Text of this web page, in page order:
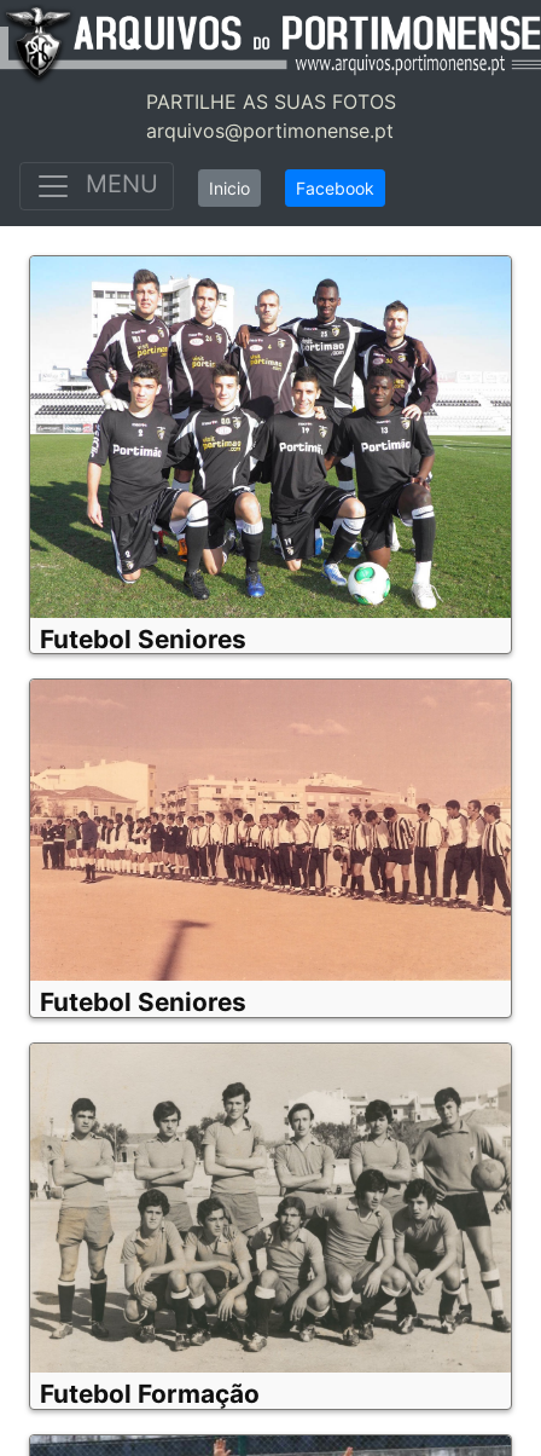
PARTILHE AS SUAS FOTOS
arquivos@portimonense.pt
MENU Inicio Facebook
Futebol Seniores
Futebol Seniores
Futebol Formação